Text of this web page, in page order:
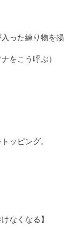
った練り物を揚
をこう呼ぶ）
ッピング。
なくなる】